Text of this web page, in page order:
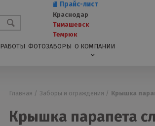
Прайс-лист
Краснодар
Тимашевск
Темрюк
РАБОТЫ ФОТОЗАБОРЫ О КОМПАНИИ
Главная / Заборы и ограждения / Крышка
Крышка парапета